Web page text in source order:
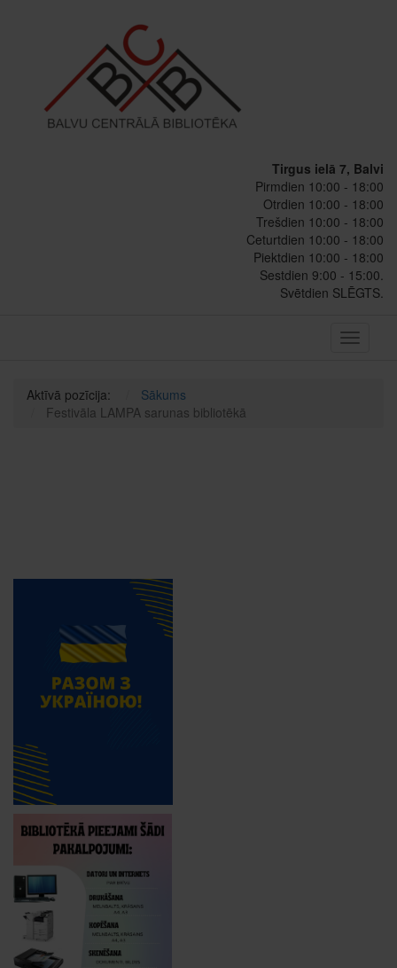
Tirgus ielā 7, Balvi
Pirmdien 10:00 - 18:00
Otrdien 10:00 - 18:00
Trešdien 10:00 - 18:00
Ceturtdien 10:00 - 18:00
Piektdien 10:00 - 18:00
Sestdien 9:00 - 15:00.
Svētdien SLĒGTS.
Toggle
Aktīvā pozīcija:
Sākums
Festivāla LAMPA sarunas bibliotēkā